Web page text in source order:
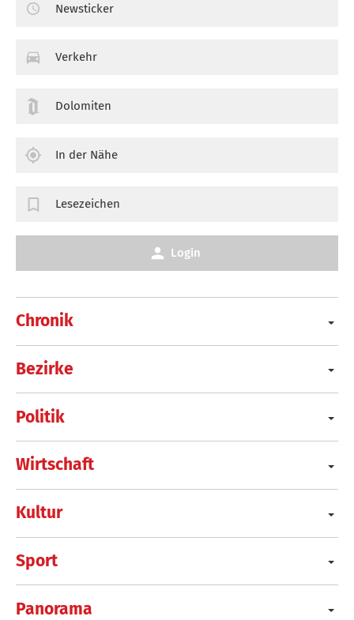
Chronik
Bezirke
Politik
Wirtschaft
Kultur
Sport
Panorama
Newsticker
Verkehr
Dolomiten
In der Nähe
Lesezeichen
Login